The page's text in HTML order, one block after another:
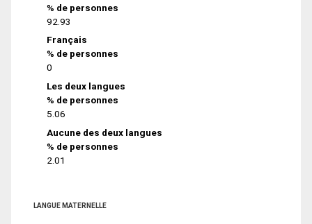
% de personnes
92.93
Français
% de personnes
0
Les deux langues
% de personnes
5.06
Aucune des deux langues
% de personnes
2.01
LANGUE MATERNELLE